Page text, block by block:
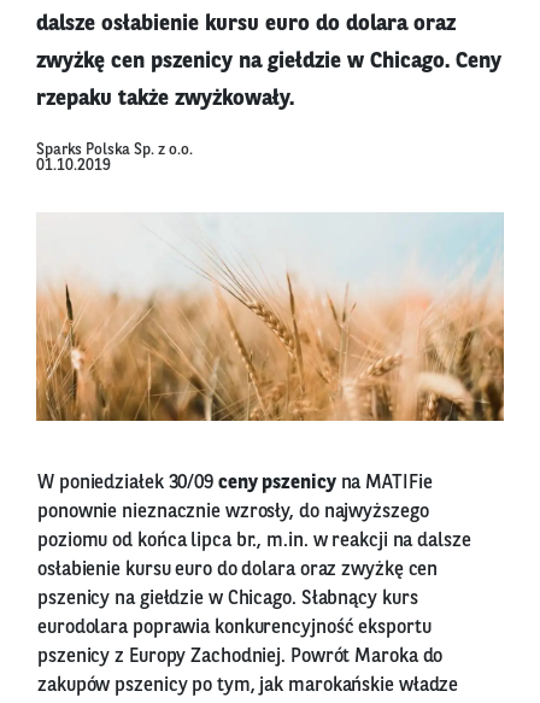
dalsze osłabienie kursu euro do dolara oraz
zwyżkę cen pszenicy na giełdzie w Chicago. Ceny
rzepaku także zwyżkowały.
Sparks Polska Sp. z o.o.
01.10.2019
W poniedziałek 30/09 ceny pszenicy na MATIFie
ponownie nieznacznie wzrosły, do najwyższego
poziomu od końca lipca br., m.in. w reakcji na dalsze
osłabienie kursu euro do dolara oraz zwyżkę cen
pszenicy na giełdzie w Chicago. Słabnący kurs
eurodolara poprawia konkurencyjność eksportu
pszenicy z Europy Zachodniej. Powrót Maroka do
zakupów pszenicy po tym, jak marokańskie władze